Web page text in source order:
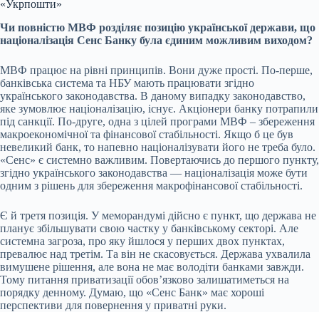
«Укрпошти»
Чи повністю МВФ розділяє позицію української держави, що
націоналізація Сенс Банку була єдиним можливим виходом?
МВФ працює на рівні принципів. Вони дуже прості. По-перше,
банківська система та НБУ мають працювати згідно
українського законодавства. В даному випадку законодавство,
яке зумовлює націоналізацію, існує. Акціонери банку потрапили
під санкції. По-друге, одна з цілей програми МВФ – збереження
макроекономічної та фінансової стабільності. Якщо б це був
невеликий банк, то напевно націоналізувати його не треба було.
«Сенс» є системно важливим. Повертаючись до першого пункту,
згідно українського законодавства — націоналізація може бути
одним з рішень для збереження макрофінансової стабільності.
Є й третя позиція. У меморандумі дійсно є пункт, що держава не
планує збільшувати свою частку у банківському секторі. Але
системна загроза, про яку йшлося у перших двох пунктах,
превалює над третім. Та він не скасовується. Держава ухвалила
вимушене рішення, але вона не має володіти банками завжди.
Тому питання приватизації обовʼязково залишатиметься на
порядку денному. Думаю, що «Сенс Банк» має хороші
перспективи для повернення у приватні руки.